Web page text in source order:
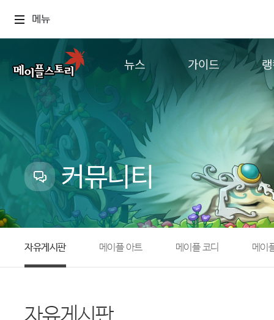
메뉴
뉴스
업데이트
이벤트
캐시샵 공지
메이플 알림판
with maple
가이드
추가정보
컨텐
커뮤니티
자유게시판 메이플 아트 메이플 코디 메이